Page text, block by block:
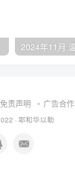
免责声明 广告合作
· 耶和华以勒